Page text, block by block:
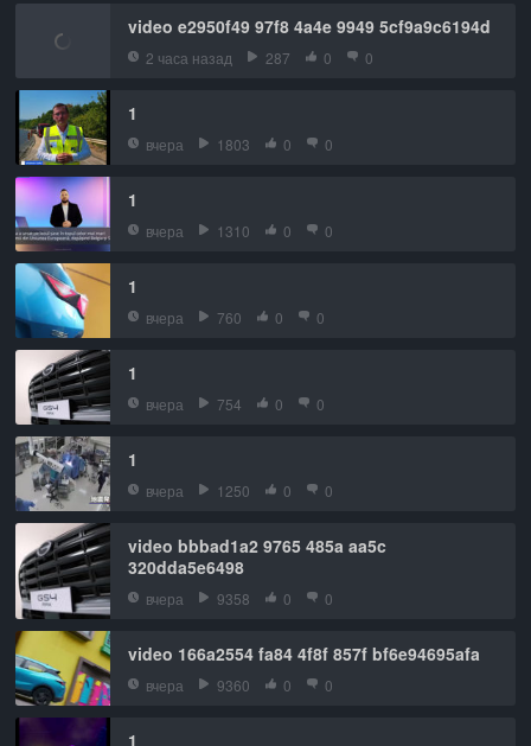
video e2950f49 97f8 4a4e 9949 5cf9a9c6194d
2 часа назад 287 0 0
1
вчера 1803 0 0
1
вчера 1310 0 0
1
вчера 760 0 0
1
вчера 754 0 0
1
вчера 1250 0 0
video bbbad1a2 9765 485a aa5c
320dda5e6498
вчера 9358 0 0
video 166a2554 fa84 4f8f 857f bf6e94695afa
вчера 9360 0 0
1